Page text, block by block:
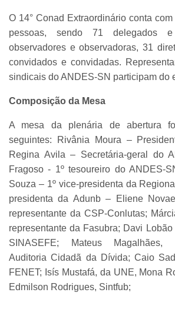
O 14° Conad Extraordinário conta
pessoas, sendo 71 delegados
observadores e observadoras, 31
convidados e convidadas.
sindicais do ANDES-SN participam do
Composição da Mesa
A mesa da plenária de abertura
seguintes: Rivânia Moura –
Regina Avila – Secretária-geral do
Fragoso - 1º tesoureiro do ANDES-
Souza – 1º vice-presidenta da
presidenta da Adunb – Eliene
representante da CSP-Conlutas;
representante da Fasubra; Davi
SINASEFE; Mateus Magalhães,
Auditoria Cidadã da Dívida; Caio
FENET; Isís Mustafá, da UNE, Mona
Edmilson Rodrigues, Sintfub;